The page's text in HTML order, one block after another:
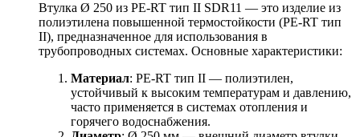
Втулка Ø 250 из PE-RT тип II SDR11 — это изделие из
полиэтилена повышенной термостойкости (PE-RT тип
II), предназначенное для использования в
трубопроводных системах. Основные характеристики:
Материал: PE-RT тип II — полиэтилен,
устойчивый к высоким температурам и давлению,
часто применяется в системах отопления и
горячего водоснабжения.